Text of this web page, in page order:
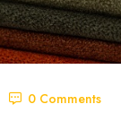
0 Comments